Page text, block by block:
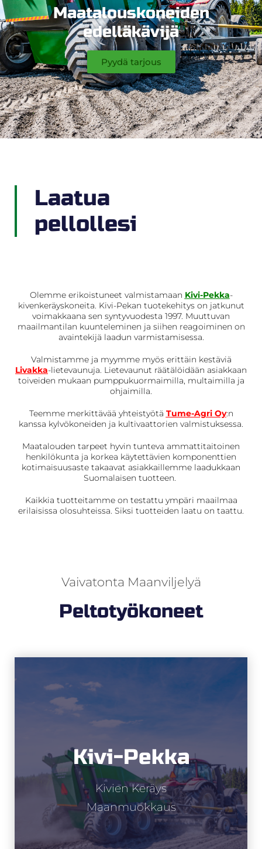
Maatalouskoneiden
edelläkävijä
Pyydä tarjous
Laatua
pellollesi
Olemme erikoistuneet valmistamaan Kivi-Pekka-
kivenkeräyskoneita. Kivi-Pekan tuotekehitys on jatkunut
voimakkaana sen syntyvuodesta 1997. Muuttuvan
maailmantilan kuunteleminen ja siihen reagoiminen on
avaintekijä laadun varmistamisessa.
Valmistamme ja myymme myös erittäin kestäviä
Livakka-lietevaunuja. Lietevaunut räätälöidään asiakkaan
toiveiden mukaan pumppukuormaimilla, multaimilla ja
ohjaimilla.
Teemme merkittävää yhteistyötä Tume-Agri Oy:n
kanssa kylvökoneiden ja kultivaattorien valmistuksessa.
Maatalouden tarpeet hyvin tunteva ammattitaitoinen
henkilökunta ja korkea käytettävien komponenttien
kotimaisuusaste takaavat asiakkaillemme laadukkaan
Suomalaisen tuotteen.
Kaikkia tuotteitamme on testattu ympäri maailmaa
erilaisissa olosuhteissa. Siksi tuotteiden laatu on taattu.
Vaivatonta Maanviljelyä
Peltotyökoneet
Kivi-Pekka
Kivien Keräys
Maanmuokkaus
Kivi-Pekka
Kivien keräys
Maanmuokkaus